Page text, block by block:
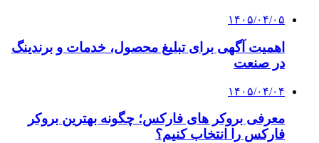
۱۴۰۵/۰۴/۰۵
اهمیت آگهی برای تبلیغ محصول، خدمات و برندینگ
در صنعت
۱۴۰۵/۰۴/۰۴
معرفی بروکر های فارکس؛ چگونه بهترین بروکر
فارکس را انتخاب کنیم؟